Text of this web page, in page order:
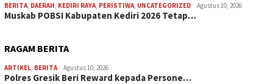
BERITA, DAERAH, KEDIRI RAYA, PERISTIWA, UNCATEGORIZED Agustus 10, 2026
Muskab POBSI Kabupaten Kediri 2026 Tetap…
RAGAM BERITA
ARTIKEL, BERITA Agustus 10, 2026
Polres Gresik Beri Reward kepada Persone…